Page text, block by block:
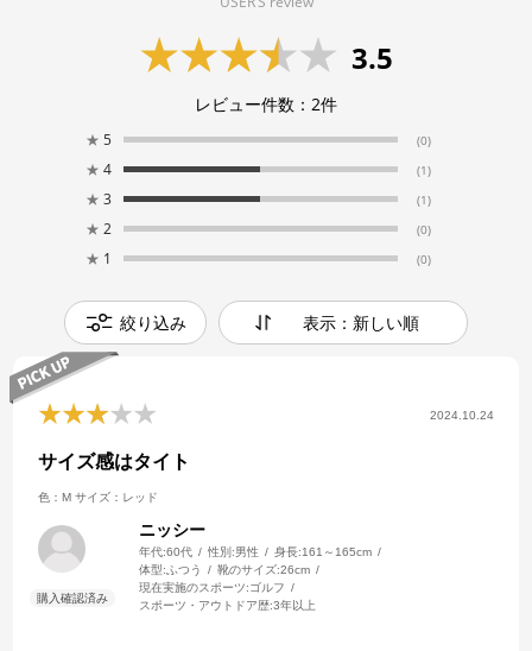
3.5
レビュー件数： 2件
★ 5 (0)
★ 4 (1)
★ 3 (1)
★ 2 (0)
★ 1 (0)
絞り込み 表示：新しい順
2024.10.24
サイズ感はタイト
色：M サイズ：レッド
ニッシー
年代:60代 性別:男性 身長:161～165cm
体型: ふつう 靴のサイズ:26cm
現在実施のスポーツ:ゴルフ
スポーツ・アウトドア歴:3年以上